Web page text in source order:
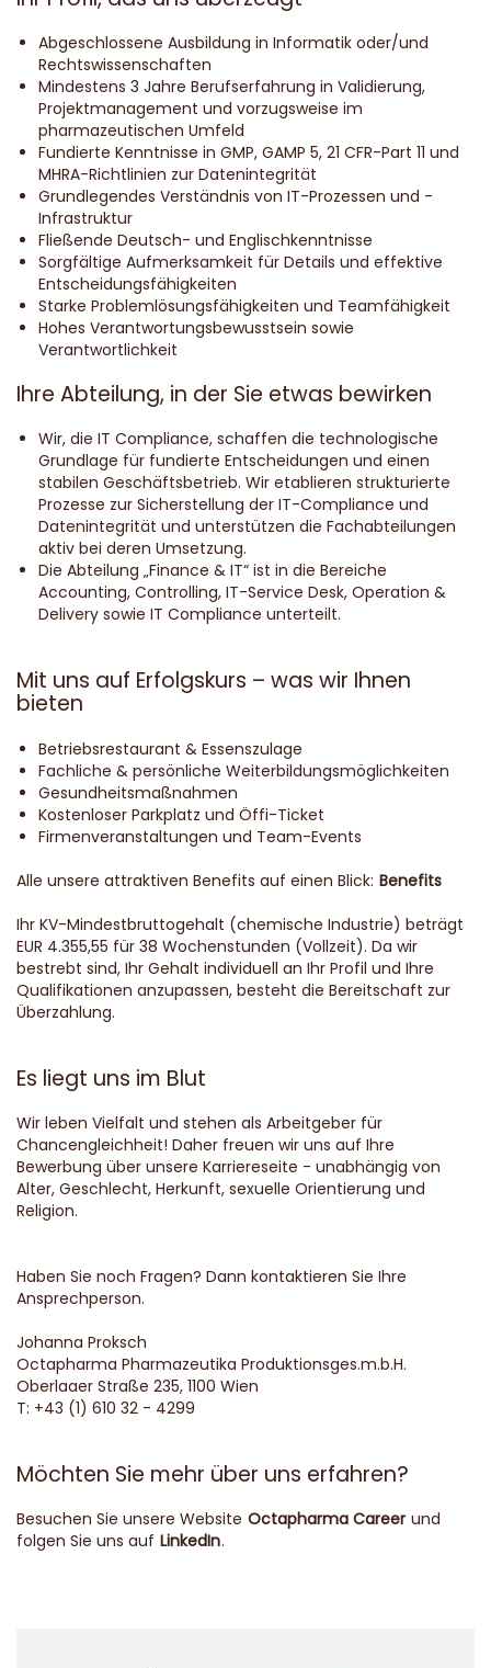
Abgeschlossene Ausbildung in Informatik oder/und
Rechtswissenschaften
Mindestens 3 Jahre Berufserfahrung in Validierung,
Projektmanagement und vorzugsweise im
pharmazeutischen Umfeld
Fundierte Kenntnisse in GMP, GAMP 5, 21 CFR-Part 11 und
MHRA-Richtlinien zur Datenintegrität
Grundlegendes Verständnis von IT-Prozessen und -
Infrastruktur
Fließende Deutsch- und Englischkenntnisse
Sorgfältige Aufmerksamkeit für Details und effektive
Entscheidungsfähigkeiten
Starke Problemlösungsfähigkeiten und Teamfähigkeit
Hohes Verantwortungsbewusstsein sowie
Verantwortlichkeit
Ihre Abteilung, in der Sie etwas bewirken
Wir, die IT Compliance, schaffen die technologische
Grundlage für fundierte Entscheidungen und einen
stabilen Geschäftsbetrieb. Wir etablieren strukturierte
Prozesse zur Sicherstellung der IT-Compliance und
Datenintegrität und unterstützen die Fachabteilungen
aktiv bei deren Umsetzung.
Die Abteilung „Finance & IT“ ist in die Bereiche
Accounting, Controlling, IT-Service Desk, Operation &
Delivery sowie IT Compliance unterteilt.
Mit uns auf Erfolgskurs – was wir Ihnen
bieten
Betriebsrestaurant & Essenszulage
Fachliche & persönliche Weiterbildungsmöglichkeiten
Gesundheitsmaßnahmen
Kostenloser Parkplatz und Öffi-Ticket
Firmenveranstaltungen und Team-Events
Alle unsere attraktiven Benefits auf einen Blick: Benefits
Ihr KV-Mindestbruttogehalt (chemische Industrie) beträgt
EUR 4.355,55 für 38 Wochenstunden (Vollzeit). Da wir
bestrebt sind, Ihr Gehalt individuell an Ihr Profil und Ihre
Qualifikationen anzupassen, besteht die Bereitschaft zur
Überzahlung.
Es liegt uns im Blut
Wir leben Vielfalt und stehen als Arbeitgeber für
Chancengleichheit! Daher freuen wir uns auf Ihre
Bewerbung über unsere Karriereseite - unabhängig von
Alter, Geschlecht, Herkunft, sexuelle Orientierung und
Religion.
Haben Sie noch Fragen? Dann kontaktieren Sie Ihre
Ansprechperson.
Johanna Proksch
Octapharma Pharmazeutika Produktionsges.m.b.H.
Oberlaaer Straße 235, 1100 Wien
T: +43 (1) 610 32 - 4299
Möchten Sie mehr über uns erfahren?
Besuchen Sie unsere Website Octapharma Career und
folgen Sie uns auf LinkedIn.